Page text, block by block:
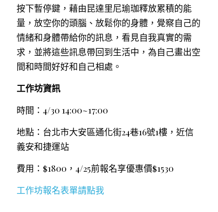
按下暫停鍵，藉由昆達里尼瑜珈釋放累積的能
量，放空你的頭腦、放鬆你的身體，覺察自己的
情緒和身體帶給你的訊息，看見自我真實的需
求，並將這些訊息帶回到生活中，為自己畫出空
間和時間好好和自己相處。
工作坊資訊
時間：4/30 14:00~17:00
地點：台北市大安區通化街24巷16號1樓，近信
義安和捷運站
費用：$1800，4/25前報名享優惠價$1530
工作坊報名表單請點我